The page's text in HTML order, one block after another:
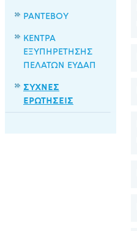
ΡΑΝΤΕΒΟΥ
ΚΕΝΤΡΑ
ΕΞΥΠΗΡΕΤΗΣΗΣ
ΠΕΛΑΤΩΝ ΕΥΔΑΠ
ΣΥΧΝΕΣ
ΕΡΩΤΗΣΕΙΣ